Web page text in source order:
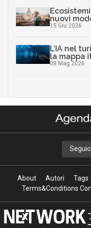
nuovi
15 Giu 2026
L’IA nel
la mappa
08 Mag 2026
Seguici
About Autori Tags
Terms&Conditions